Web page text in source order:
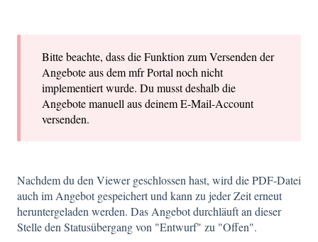
Bitte beachte, dass die Funktion zum Versenden der
Angebote aus dem mfr Portal noch nicht
implementiert wurde. Du musst deshalb die
Angebote manuell aus deinem E-Mail-Account
versenden.
Nachdem du den Viewer geschlossen hast, wird die PDF-Datei
auch im Angebot gespeichert und kann zu jeder Zeit erneut
heruntergeladen werden. Das Angebot durchläuft an dieser
Stelle den Statusübergang von "Entwurf" zu "Offen".